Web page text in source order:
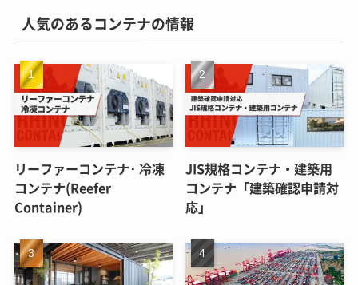
人気のあるコンテナの情報
リーファーコンテナ･ 冷凍
コンテナ(Reefer
Container)
JIS規格コンテナ・建築用
コンテナ「建築確認申請対
応」